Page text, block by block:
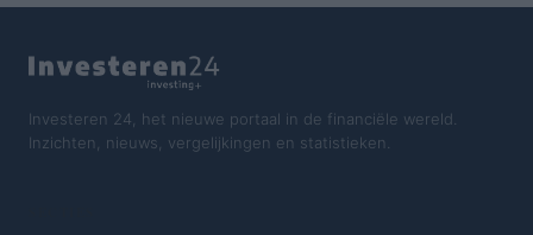
Investeren 24, het nieuwe portaal in de financiële wereld.
Inzichten, nieuws, vergelijkingen en statistieken.